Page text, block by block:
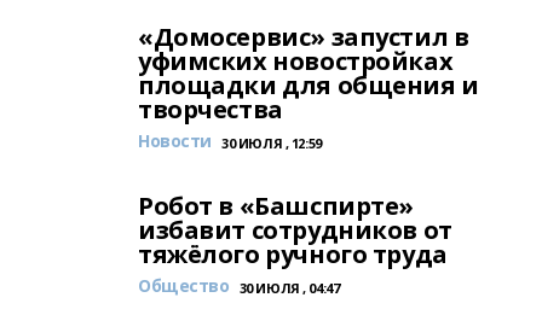
«Домосервис» запустил в
уфимских новостройках
площадки для общения и
творчества
Новости 30 ИЮЛЯ , 12:59
Робот в «Башспирте»
избавит сотрудников от
тяжёлого ручного труда
Общество 30 ИЮЛЯ , 04:47